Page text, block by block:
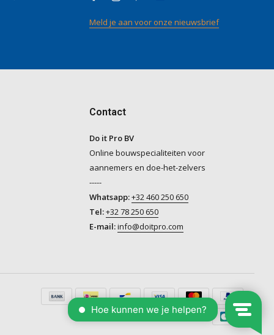
Meld je aan voor onze nieuwsbrief
Contact
Do it Pro BV
Online bouwspecialiteiten voor
aannemers en doe-het-zelvers
-----
Whatsapp:+32 460 250 650
Tel:+32 78 250 650
E-mail:info@doitpro.com